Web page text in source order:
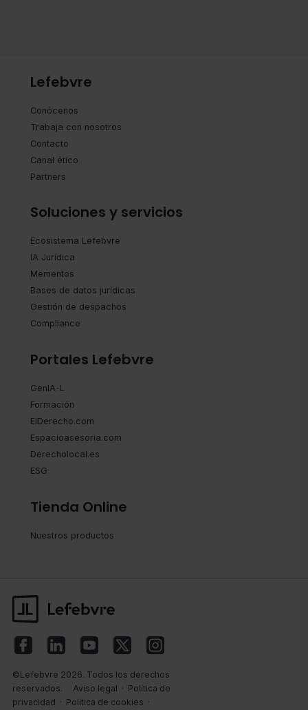
Lefebvre
Conócenos
Trabaja con nosotros
Contacto
Canal ético
Partners
Soluciones y servicios
Ecosistema Lefebvre
IA Jurídica
Mementos
Bases de datos jurídicas
Gestión de despachos
Compliance
Portales Lefebvre
GenIA-L
Formación
ElDerecho.com
Espacioasesoria.com
Derecholocal.es
ESG
Tienda Online
Nuestros productos
©Lefebvre 2026. Todos los derechos
reservados.
Aviso legal · Política de
privacidad · Política de cookies ·